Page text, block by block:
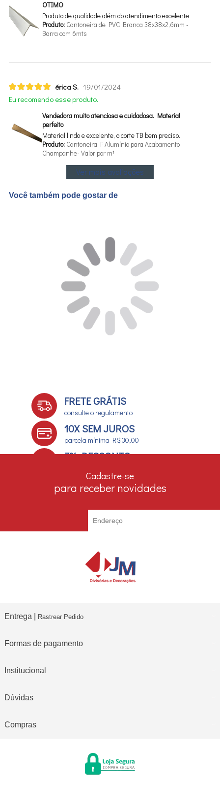
OTIMO
Produto de qualidade além do atendimento excelente
Produto:Cantoneira de PVC Branca 38x38x2,6mm -
Barra com 6mts
érica S. 19/01/2024
Eu recomendo esse produto.
Vendedora muito atenciosa e cuidadosa. Material
perfeito
Material lindo e excelente, o corte TB bem preciso.
Produto:Cantoneira F Alumínio para Acabamento
Champanhe- Valor por m¹
Ver mais avaliações
Você também pode gostar de
FRETE GRÁTIS
consulte o regulamento
10X SEM JUROS
parcela mínima R$ 30,00
7% DESCONTO
Cadastre-se
para receber novidades
Entrega | Rastrear Pedido
Formas de pagamento
Institucional
Dúvidas
Compras